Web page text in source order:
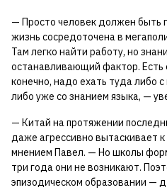
— Просто человек должен быть
жизнь сосредоточена в
Там легко найти работу, но
останавливающий фактор. Есть
конечно, надо ехать туда либо
либо уже со знанием языка, —
— Китай на протяжении
даже агрессивно вытаскивает
мнением Павел. — Но школы
три года они не возникают.
эпизодическом образовании —